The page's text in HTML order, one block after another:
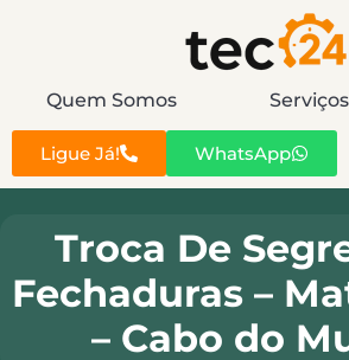
Quem Somos Serviços
Ligue Já! WhatsApp
Troca De
Fechaduras –
– Cabo do